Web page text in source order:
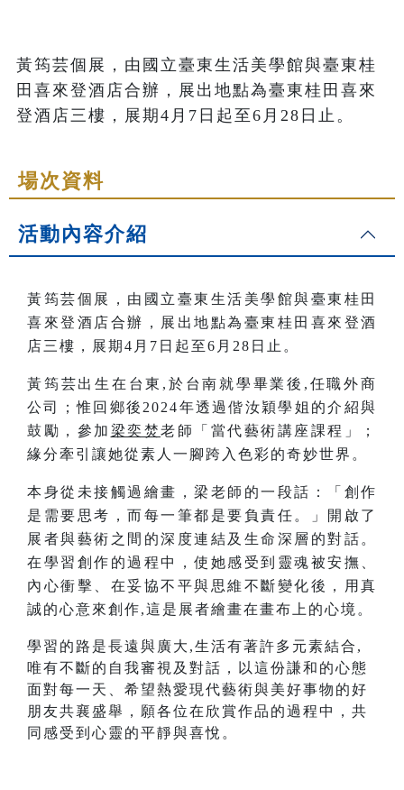
黃筠芸個展，由國立臺東生活美學館與臺東桂
田喜來登酒店合辦，展出地點為臺東桂田喜來
登酒店三樓，展期4月7日起至6月28日止。
場次資料
活動內容介紹
黃筠芸個展
，由國立臺東生活美學館與臺東桂田
喜來登酒店合辦，展出地點為臺東桂田喜來登酒
店三樓，展期4月7日起至6月28日止。
黃筠芸出生在台東,於台南就學畢業後,任職外商
公司；惟回鄉後2024年透過偕汝穎學姐的介紹與
鼓勵，參加 梁奕焚老師「當代藝術講座課程」；
緣分牽引讓她從素人一腳跨入色彩的奇妙世界。
本身從未接觸過繪畫，梁老師的一段話：「創作
是需要思考，而每一筆都是要負責任。」開啟了
展者與藝術之間的深度連結及生命深層的對話 。
在學習創作的過程中，使她感受到靈魂被安撫、
內心衝擊、在妥協不平與思維不斷變化後，用真
誠的心意來創作,這是展者繪畫在畫布上的心境。
學習的路是長遠與廣大,生活有著許多元素結合,
唯有不斷的自我審視及對話，以這份謙和的心態
面對每一天、希望熱愛現代藝術與美好事物的好
朋友共襄盛舉，願各位在欣賞作品的過程中，共
同感受到心靈的平靜與喜悅。